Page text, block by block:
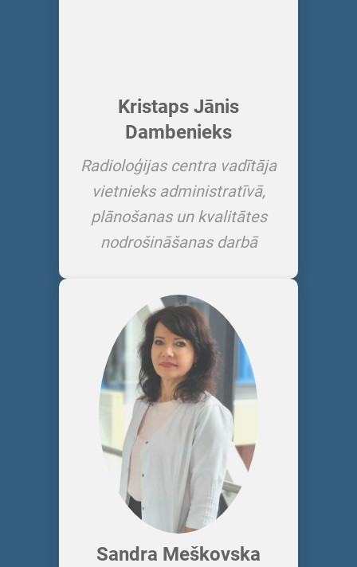
Kristaps Jānis
Dambenieks
Radioloģijas centra vadītāja
vietnieks administratīvā,
plānošanas un kvalitātes
nodrošināšanas darbā
Sandra Meškovska